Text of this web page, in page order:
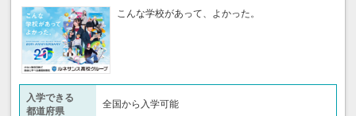
こんな学校があって、よかった。
入学できる
都道府県
全国から入学可能